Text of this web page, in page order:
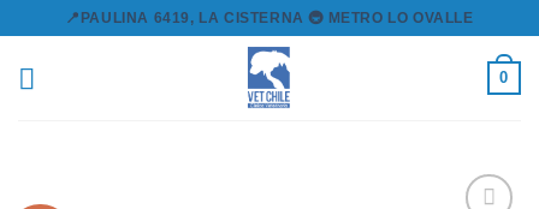
content
📍PAULINA 6419, LA CISTERNA 🚇 METRO LO OVALLE
0